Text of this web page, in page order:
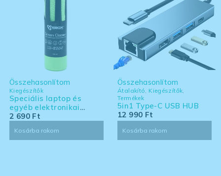
Kiegészítők
Speciális laptop és
egyéb elektronikai
eszköz tisztító készlet -
Összehasonlítom
2 690 Ft
Kosárba rakom
Átalakító Kiegészítők
Termékek
5in1 Type-C USB HUB
Összehasonlítom
12 990 Ft
Kosárba rakom